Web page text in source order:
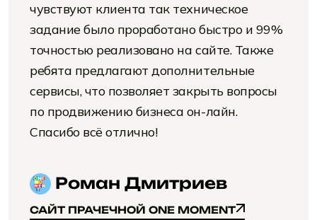
чувствуют клиента так техническое
задание было проработано быстро и 99%
точностью реализовано на сайте. Также
ребята предлагают дополнительные
сервисы, что позволяет закрыть вопросы
по продвижению бизнеса он-лайн.
Спасибо всё отлично!
Роман Дмитриев
САЙТ ПРАЧЕЧНОЙ ONE MOMENT